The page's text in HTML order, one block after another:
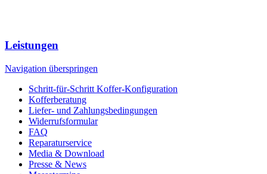
Leistungen
Navigation überspringen
Schritt-für-Schritt Koffer-Konfiguration
Kofferberatung
Liefer- und Zahlungsbedingungen
Widerrufsformular
FAQ
Reparaturservice
Media & Download
Presse & News